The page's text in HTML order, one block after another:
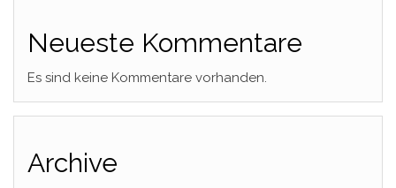
Neueste Kommentare
Es sind keine Kommentare vorhanden.
Archive